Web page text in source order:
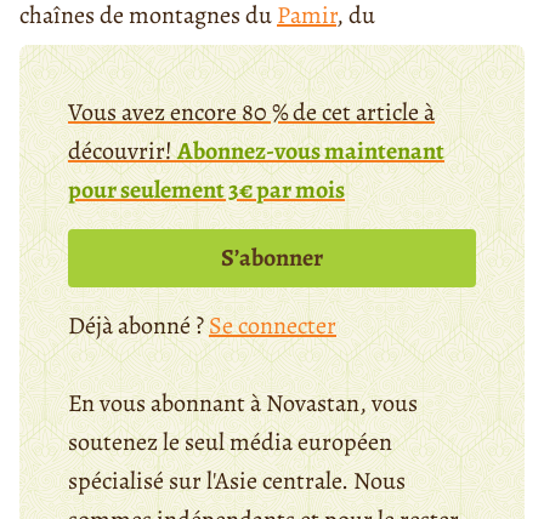
chaînes de montagnes duPamir, du
Vous avez encore 80 % de cet article à
découvrir!Abonnez-vous maintenant
pour seulement 3€ par mois
S’abonner
Déjà abonné ?Se connecter
En vous abonnant à Novastan, vous
soutenez le seul média européen
spécialisé sur l'Asie centrale. Nous